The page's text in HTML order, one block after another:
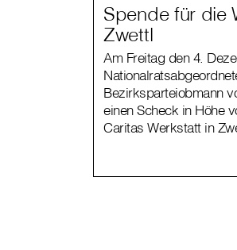
Spende für die
Zwettl
Am Freitag den 4.
Bezirksparteiobmann
einen Scheck in Höhe
Caritas Werkstatt in